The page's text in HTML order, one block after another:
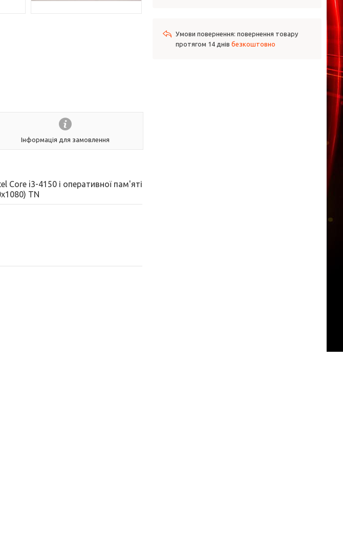
Інформація для замовлення
Сore i3-4150 і оперативної пам'яті
TN
повернення товару
протягом 14 днів безкоштовно